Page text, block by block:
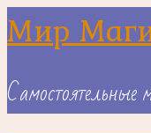
Skip
to
Мир
Самостоятельные